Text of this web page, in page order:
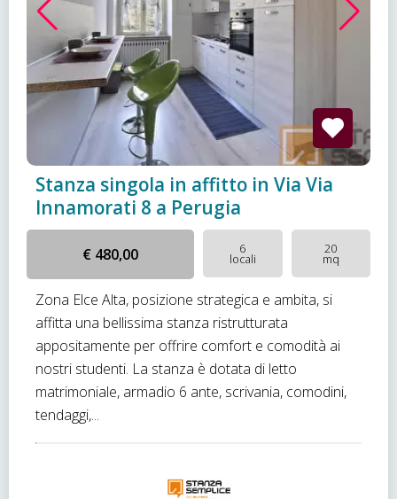
Stanza singola in affitto in Via Via
Innamorati 8 a Perugia
€ 480,00 6
locali
20
mq
Zona Elce Alta, posizione strategica e ambita, si
affitta una bellissima stanza ristrutturata
appositamente per offrire comfort e comodità ai
nostri studenti. La stanza è dotata di letto
matrimoniale, armadio 6 ante, scrivania, comodini,
tendaggi,...